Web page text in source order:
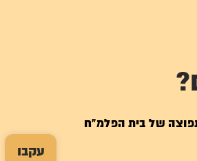
עקבו
של בית הפלמ"ח